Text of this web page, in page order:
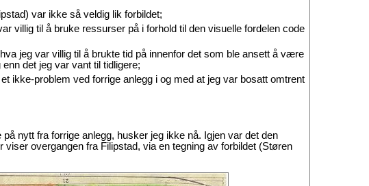
var ikke så veldig lik forbildet;
villig til å bruke ressurser på i forhold til den visuelle fordelen code
jeg var villig til å brukte tid på innenfor det som ble ansett å være
det jeg var vant til tidligere;
ikke-problem ved forrige anlegg i og med at jeg var bosatt omtrent
nytt fra forrige anlegg, husker jeg ikke nå. Igjen var det den
overgangen fra Filipstad, via en tegning av forbildet (Støren